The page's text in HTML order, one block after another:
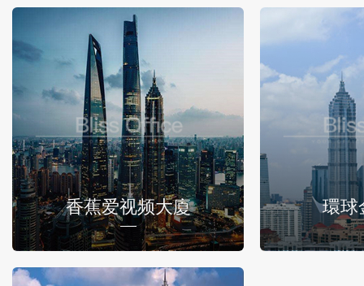
香蕉爱视频大廈 環球